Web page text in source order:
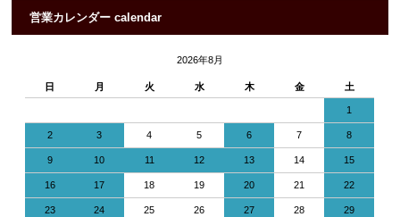
営業カレンダー calendar
2026年8月
日 月 火 水 木 金 土
1
2 3 4 5 6 7 8
9 10 11 12 13 14 15
16 17 18 19 20 21 22
23 24 25 26 27 28 29